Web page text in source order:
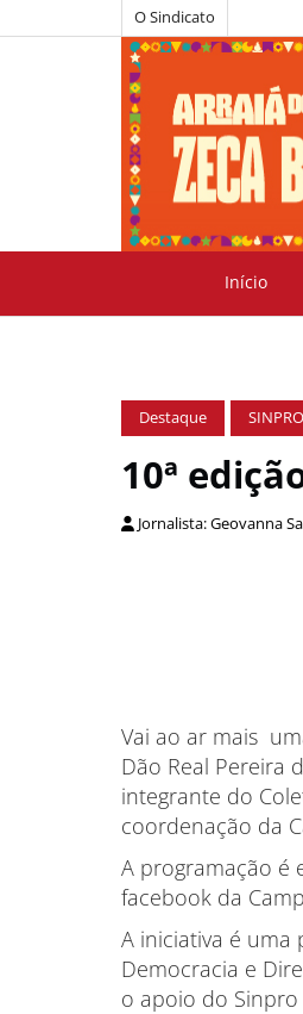
O Sindicato
Início
Destaque
10ª
Jornalista: Geovanna
Vai ao ar mais
Dão Real Pereira
integrante do
coordenação da
A programação é
facebook da
A iniciativa é uma
Democracia e
o apoio do